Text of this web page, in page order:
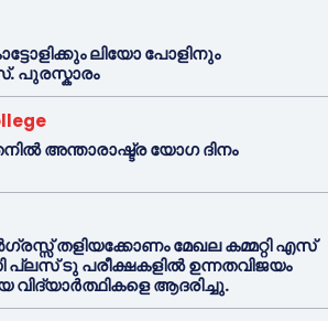
ലിയോ പോളിനും
അന്താരാഷ്ട്ര യോഗ ദിനം
തളിയക്കോണം മേഖല കമ്മറ്റി എസ്
ടു പരീക്ഷകളിൽ ഉന്നതവിജയം
വിദ്യാർത്ഥികളെ ആദരിച്ചു.